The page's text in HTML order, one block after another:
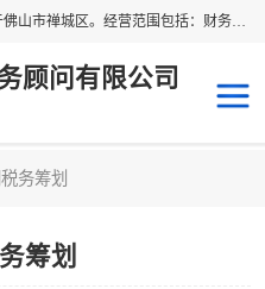
佛山市领云财务顾问有限公司注册地位于佛山市禅城区。经营范围包括：财务咨询，税务服务，企业管理咨询，信息咨询服务，法律咨询顾问，商务代理代办等服务；主要项目有：代理记账，旧账账务处理，疑难账务处理，建账审账；纳税申报，网上申请发票，企业税务分析、审查与评估；注册个体工商户，注册公司，公司注销；企业名称、地址、法人、股东、经营范围、营业期限等资料变更；商标注册、商标转让。财税审计、税务咨询、公司年审。
顾问有限公司
务筹划
筹划
税务筹划